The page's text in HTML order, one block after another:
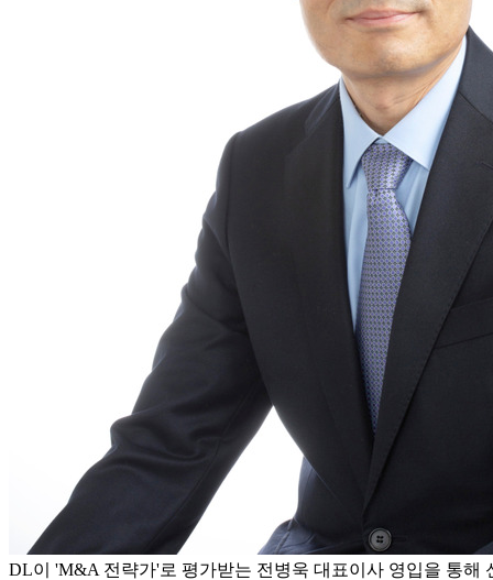
DL이 'M&A 전략가'로 평가받는 전병욱 대표이사 영입을 통해